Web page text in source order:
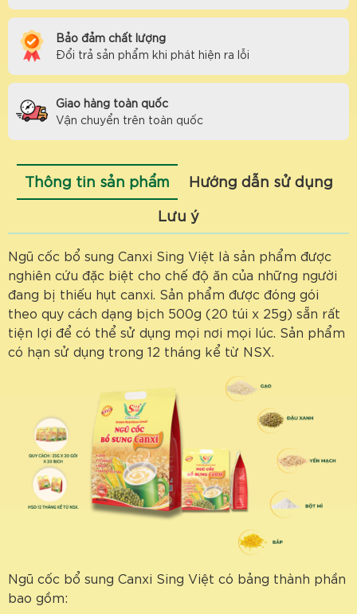
Bảo đảm chất lượng
Đổi trả sản phẩm khi phát hiện ra lỗi
Giao hàng toàn quốc
Vận chuyển trên toàn quốc
Thông tin sản phẩm
Hướng dẫn sử dụng
Lưu ý
Ngũ cốc bổ sung Canxi Sing Việt là sản phẩm được
nghiên cứu đặc biệt cho chế độ ăn của những người
đang bị thiếu hụt canxi. Sản phẩm được đóng gói
theo quy cách dạng bịch 500g (20 túi x 25g) sẵn rất
tiện lợi để có thể sử dụng mọi nơi mọi lúc. Sản phẩm
có hạn sử dụng trong 12 tháng kể từ NSX.
Ngũ cốc bổ sung Canxi Sing Việt có bảng thành phần
bao gồm: